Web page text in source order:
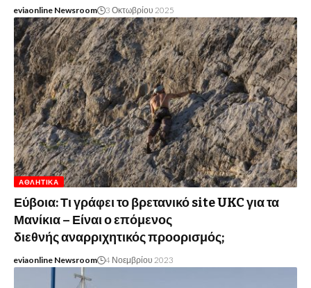
eviaonline Newsroom 3 Οκτωβρίου 2025
ΑΘΛΗΤΙΚΆ
Εύβοια: Τι γράφει το βρετανικό site UKC για τα
Μανίκια – Είναι ο επόμενος
διεθνής αναρριχητικός προορισμός;
eviaonline Newsroom 4 Νοεμβρίου 2023